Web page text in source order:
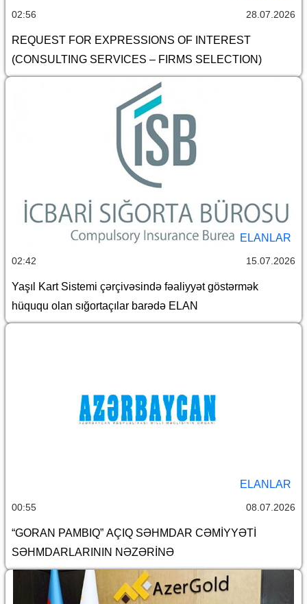
02:56 28.07.2026
REQUEST FOR EXPRESSIONS OF INTEREST
(CONSULTING SERVICES – FIRMS SELECTION)
ELANLAR
02:42 15.07.2026
Yaşıl Kart Sistemi çərçivəsində fəaliyyət göstərmək
hüququ olan sığortaçılar barədə ELAN
ELANLAR
00:55 08.07.2026
“GORAN PAMBIQ” AÇIQ SƏHMDAR CƏMİYYƏTİ
SƏHMDARLARININ NƏZƏRİNƏ